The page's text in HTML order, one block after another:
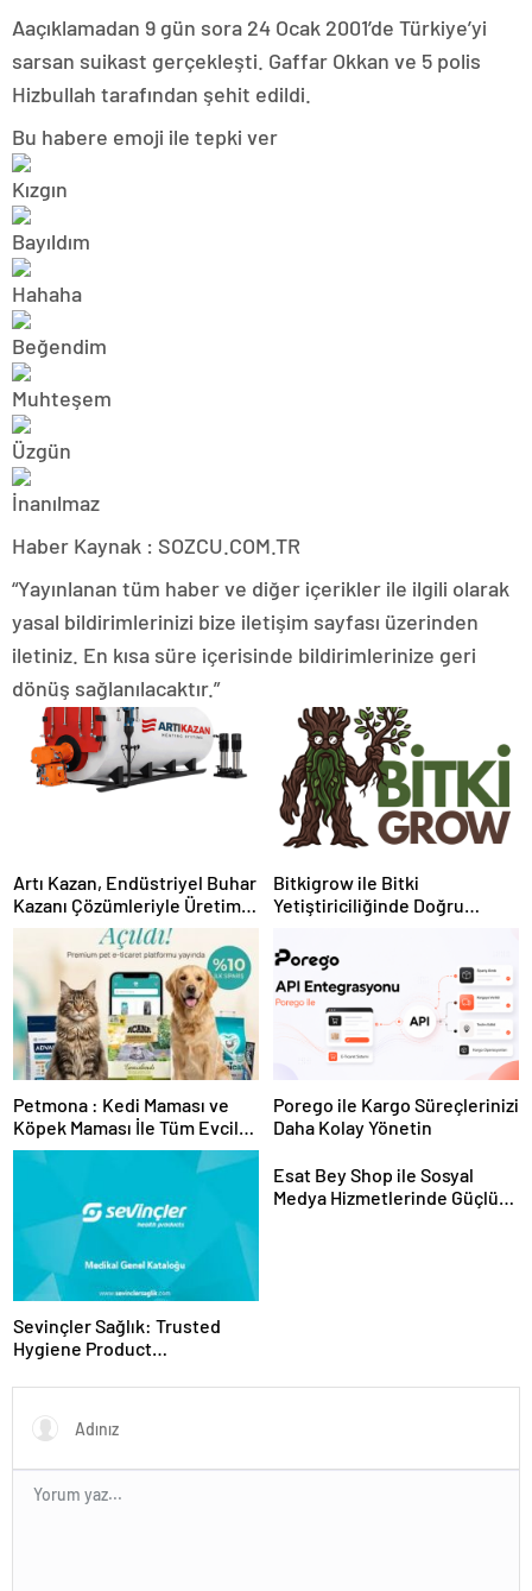
Aaçıklamadan 9 gün sora 24 Ocak 2001’de Türkiye’yi
sarsan suikast gerçekleşti. Gaffar Okkan ve 5 polis
Hizbullah tarafından şehit edildi.
Bu habere emoji ile tepki ver
Haber Kaynak : SOZCU.COM.TR
“Yayınlanan tüm haber ve diğer içerikler ile ilgili olarak
yasal bildirimlerinizi bize iletişim sayfası üzerinden
iletiniz. En kısa süre içerisinde bildirimlerinize geri
dönüş sağlanılacaktır.”
Artı Kazan, Endüstriyel Buhar
Kazanı Çözümleriyle Üretim
Tesislerine Verimli Sistemler
Sunuyor
Bitkigrow ile Bitki
Yetiştiriciliğinde Doğru
Petmona : Kedi Maması ve
Köpek Maması İle Tüm Evcil
Hayvan Ürünleri
Porego ile Kargo Süreçlerinizi
Daha Kolay Yönetin
Sevinçler Sağlık: Trusted
Hygiene Product
Esat Bey Shop ile Sosyal
Medya Hizmetlerinde Güçlü